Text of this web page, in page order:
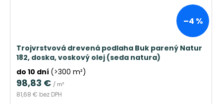
–4 %
Trojvrstvová drevená podlaha Buk parený Natur
182, doska, voskový olej (seda natura)
do 10 dní (>300 m²)
81,68 € bez DPH
98,83 € / m²